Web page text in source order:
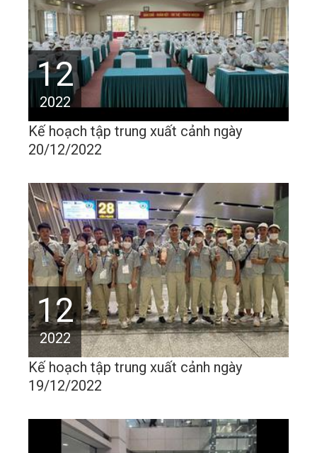
12
2022
Kế hoạch tập trung xuất cảnh ngày
20/12/2022
12
2022
Kế hoạch tập trung xuất cảnh ngày
19/12/2022